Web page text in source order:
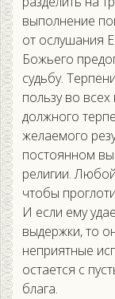
выполнение
от ослушания
Божьего
судьбу.
пользу во
должного
желаемого
постоянном
религии.
чтобы
И если ему
выдержки, то
неприятные
остается с
блага.